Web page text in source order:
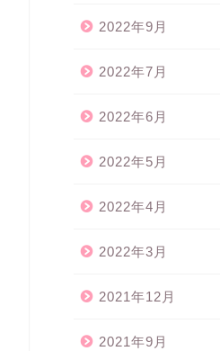
2022年9月
2022年7月
2022年6月
2022年5月
2022年4月
2022年3月
2021年12月
2021年9月